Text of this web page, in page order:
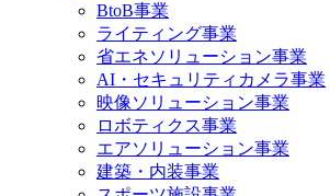
BtoB事業
ライティング事業
省エネソリューション事業
AI・セキュリティカメラ事業
映像ソリューション事業
ロボティクス事業
エアソリューション事業
建築・内装事業